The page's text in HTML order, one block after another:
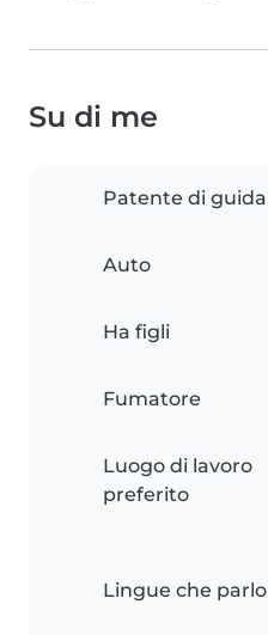
Su di me
Patente di guida
Auto
Ha figli
Fumatore
Luogo di lavoro
preferito
Lingue che parlo